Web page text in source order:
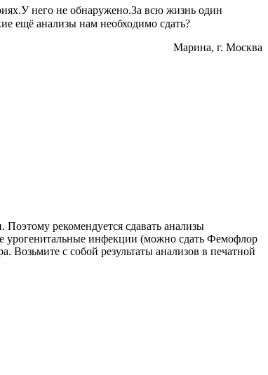
него не обнаружено.За всю жизнь один
ещё анализы нам необходимо сдать?
Марина, г. Москва
рекомендуется сдавать анализы
урогенитальные инфекции (можно сдать Фемофлор
с собой результаты анализов в печатной